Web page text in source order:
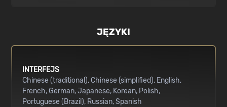
JĘZYKI
INTERFEJS
Chinese (traditional) Chinese (simplified) English
French German Japanese Korean Polish
Portuguese (Brazil) Russian Spanish